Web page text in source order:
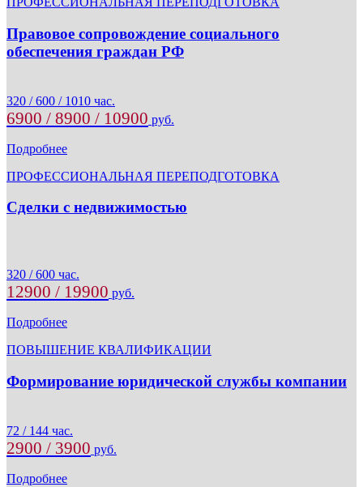
Правовое сопровождение социального
обеспечения граждан РФ
320 / 600 / 1010 час.
6900 / 8900 / 10900 руб.
Подробнее
ПРОФЕССИОНАЛЬНАЯ ПЕРЕПОДГОТОВКА
Сделки с недвижимостью
320 / 600 час.
12900 / 19900 руб.
Подробнее
ПОВЫШЕНИЕ КВАЛИФИКАЦИИ
Формирование юридической службы компании
72 / 144 час.
2900 / 3900 руб.
Подробнее